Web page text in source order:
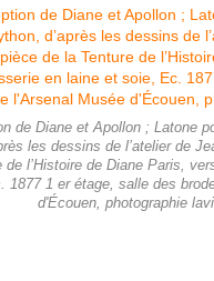
de Diane et Apollon ; Latone
les dessins de l’atelier de
de l’Histoire de Diane Paris,
1877 1 er étage, salle des
d'Écouen, photographie